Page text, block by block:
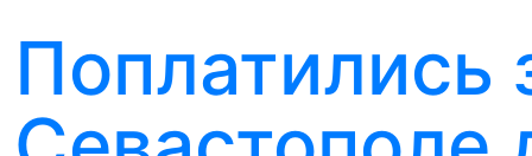
Поплатились